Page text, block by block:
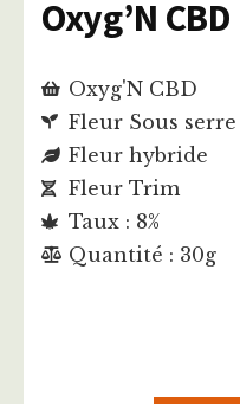
Oxyg’N CBD
Oxyg'N CBD
Fleur Sous serre
Fleur hybride
Fleur Trim
Taux : 8%
Quantité : 30g